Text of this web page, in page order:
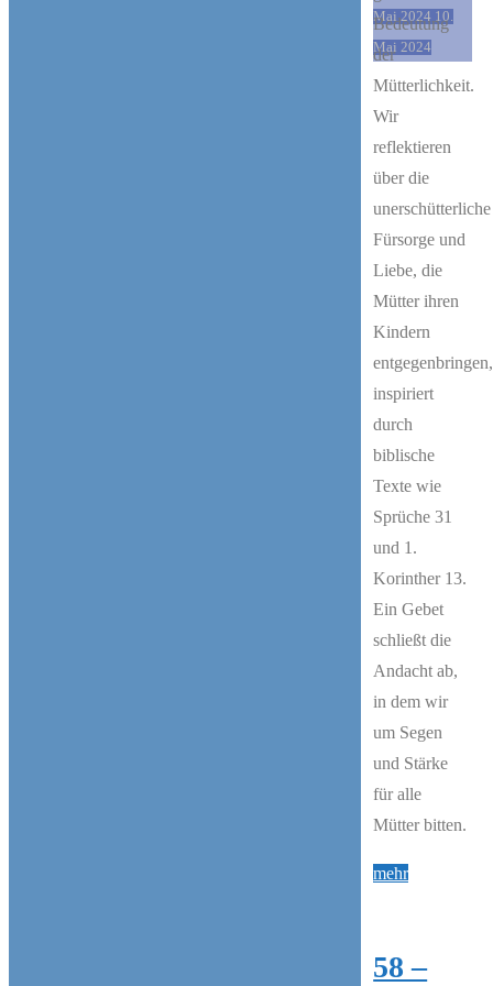
Mai 2024 10.
Mai 2024
Bedeutung
der
Mütterlichkeit.
Wir
reflektieren
über die
unerschütterliche
Fürsorge und
Liebe, die
Mütter ihren
Kindern
entgegenbringen,
inspiriert
durch
biblische
Texte wie
Sprüche 31
und 1.
Korinther 13.
Ein Gebet
schließt die
Andacht ab,
in dem wir
um Segen
und Stärke
für alle
Mütter bitten.
mehr"242
Ein
58 –